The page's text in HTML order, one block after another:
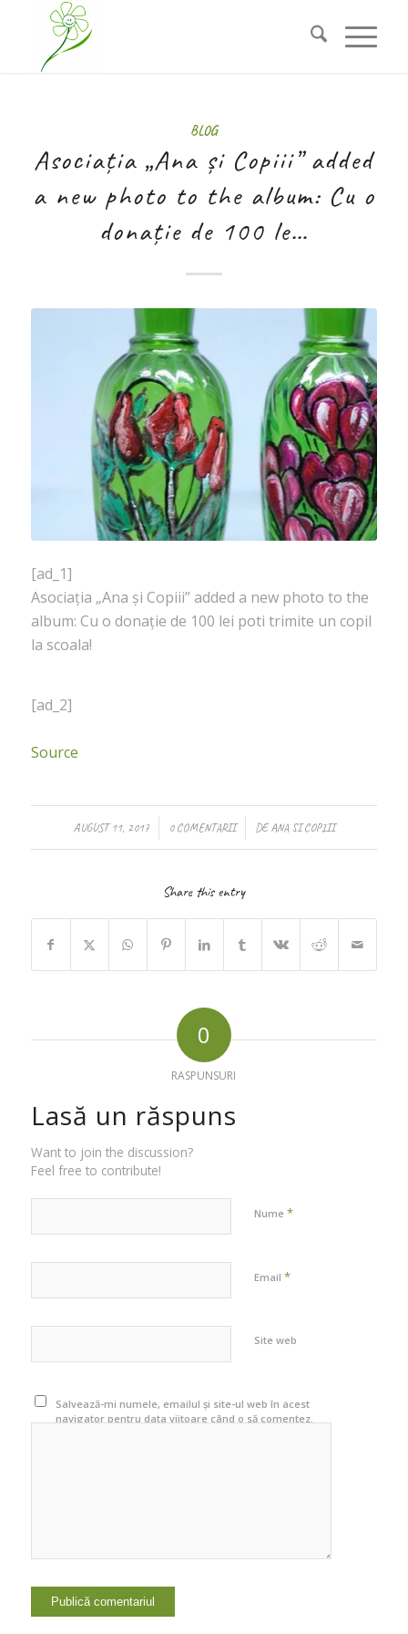
BLOG
Asociația „Ana și Copiii” added
a new photo to the album: Cu o
donație de 100 le…
[ad_1]
Asociația „Ana și Copiii” added a new photo to the
album: Cu o donație de 100 lei poti trimite un copil
la scoala!
[ad_2]
Source
AUGUST 11, 2017
/ 0 COMENTARII
/ DEANA SI COPIII
Share this entry
0
RASPUNSURI
Lasă un răspuns
Want to join the discussion?
Feel free to contribute!
Nume *
Email *
Site web
Salvează-mi numele, emailul și site-ul web în acest
navigator pentru data viitoare când o să comentez.